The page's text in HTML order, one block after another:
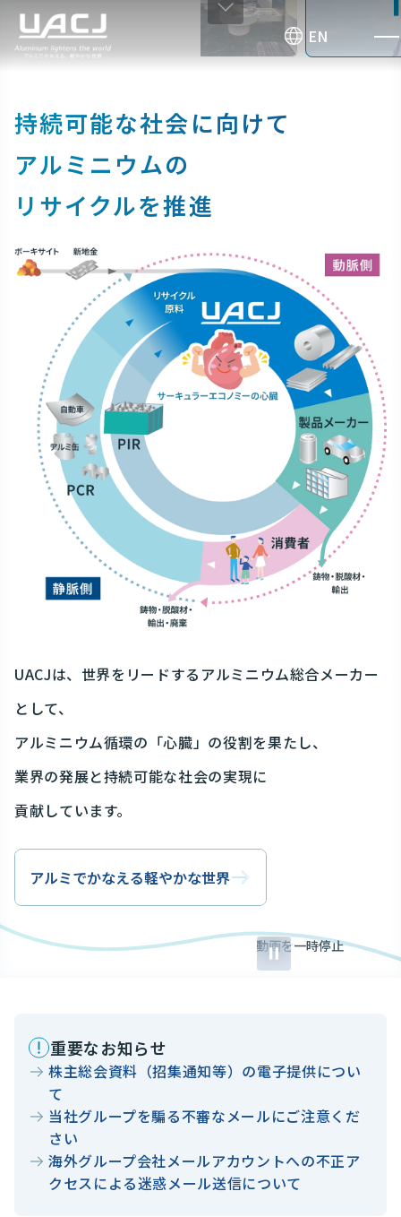
EN
お問い合わせ
持続可能な社会に向けて
アルミニウムの
リサイクルを推進
UACJは、世界をリードするアルミニウム総合メーカー
として、
アルミニウム循環の「心臓」の役割を果たし、
業界の発展と持続可能な社会の実現に
貢献しています。
アルミでかなえる軽やかな世界
動画を一時停止
重要なお知らせ
株主総会資料（招集通知等）の電子提供につい
て
当社グループを騙る不審なメールにご注意くだ
さい
海外グループ会社メールアカウントへの不正ア
クセスによる迷惑メール送信について